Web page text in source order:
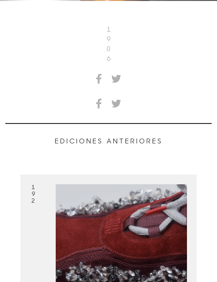
1
9
0
6
EDICIONES ANTERIORES
1
9
2